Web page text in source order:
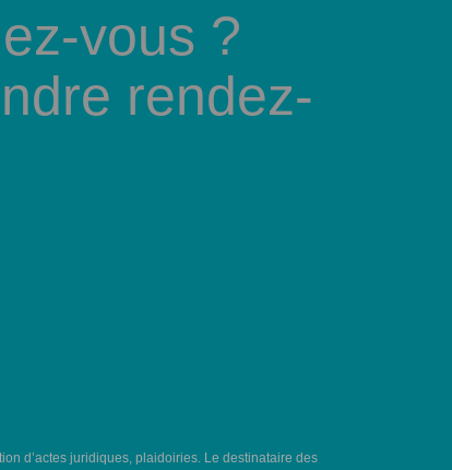
vous ?
rendez-
d’actes juridiques, plaidoiries. Le destinataire des